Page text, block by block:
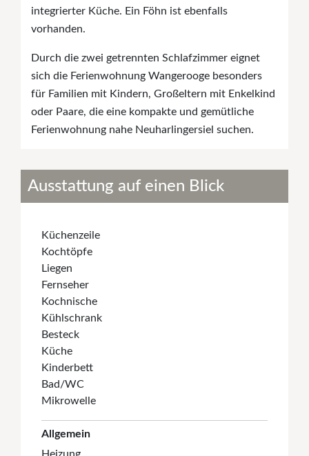
integrierter Küche. Ein Föhn ist ebenfalls
vorhanden.
Durch die zwei getrennten Schlafzimmer eignet
sich die Ferienwohnung Wangerooge besonders
für Familien mit Kindern, Großeltern mit Enkelkind
oder Paare, die eine kompakte und gemütliche
Ferienwohnung nahe Neuharlingersiel suchen.
Ausstattung auf einen Blick
Küchenzeile
Kochtöpfe
Liegen
Fernseher
Kochnische
Kühlschrank
Besteck
Küche
Kinderbett
Bad/WC
Mikrowelle
Allgemein